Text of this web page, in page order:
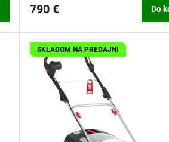
790 € Do
SKLADOM NA PREDAJNI